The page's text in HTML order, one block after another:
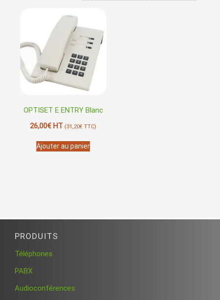
OPTISET E ENTRY Blanc
26,00€HT (31,20€ TTC)
Ajouter au panier
PRODUITS
Téléphones
PABX
Audioconférences